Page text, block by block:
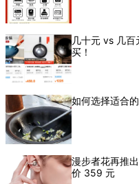
几十元 vs 几
买！
如何选择适合
漫步者花再推
价 359 元